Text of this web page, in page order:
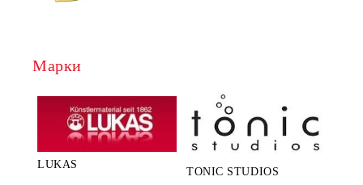
Марки
LUKAS
TONIC STUDIOS